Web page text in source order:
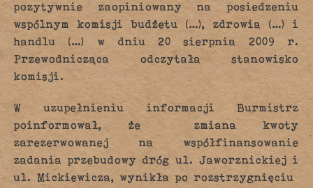
pozytywnie zaopiniowany na posiedzeniu
wspólnym komisji budżetu (…), zdrowia (…) i
handlu (…) w dniu 20 sierpnia 2009 r.
Przewodnicząca odczytała stanowisko
komisji.
W uzupełnieniu informacji Burmistrz
poinformował, że zmiana kwoty
zarezerwowanej na współfinansowanie
zadania przebudowy dróg ul. Jaworznickiej i
ul. Mickiewicza, wynikła po rozstrzygnięciu